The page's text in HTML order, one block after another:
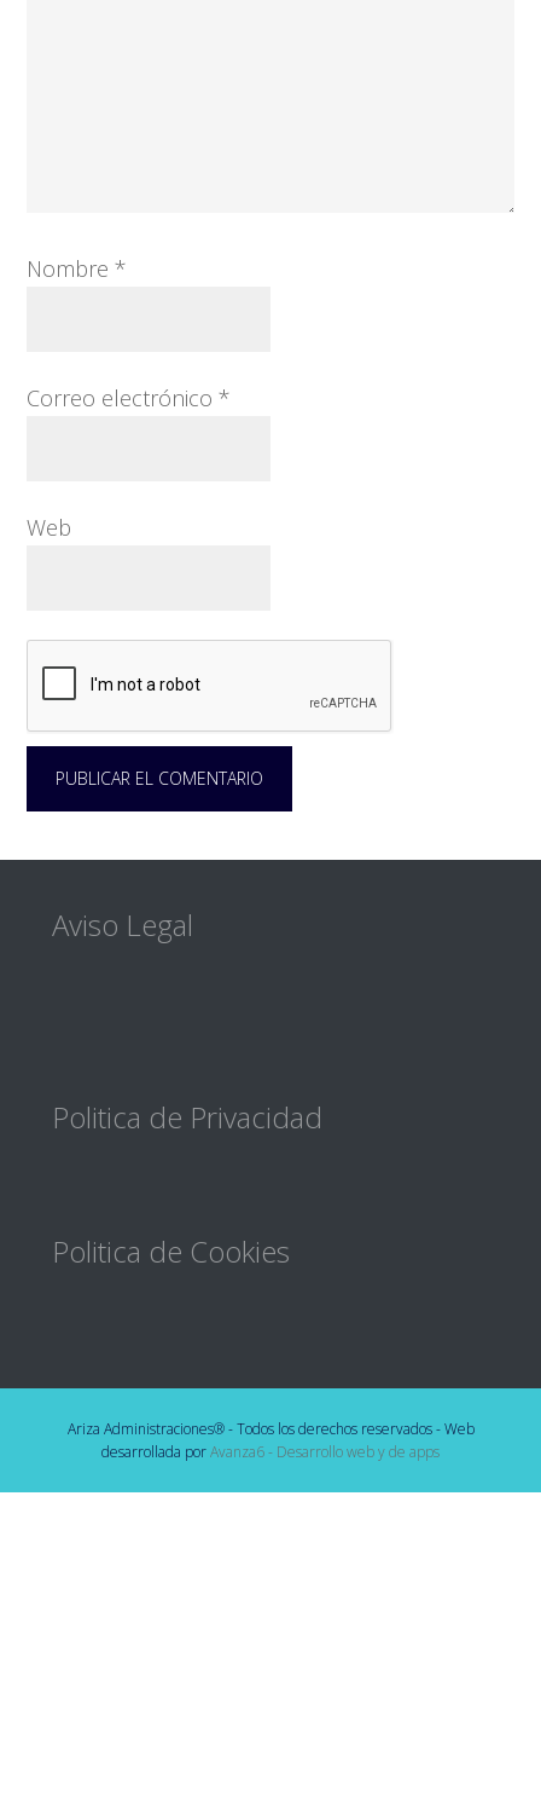
Nombre*
Correo electrónico*
Web
Footer
Aviso Legal
Politica de Privacidad
Politica de Cookies
Ariza Administraciones® - Todos los derechos reservados - Web
desarrollada porAvanza6 - Desarrollo web y de apps